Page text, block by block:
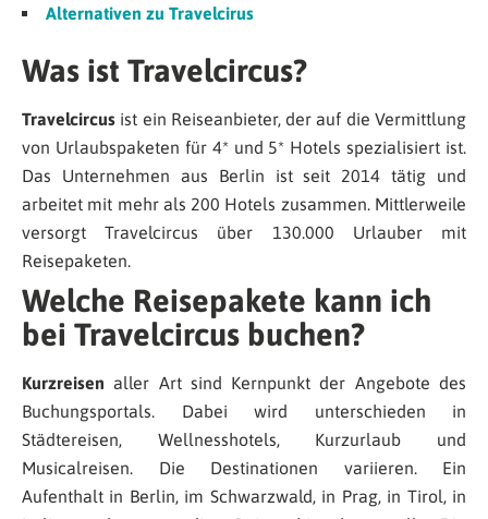
Alternativen zu Travelcirus
Was ist Travelcircus?
Travelcircus ist ein Reiseanbieter, der auf die Vermittlung
von Urlaubspaketen für 4* und 5* Hotels spezialisiert ist.
Das Unternehmen aus Berlin ist seit 2014 tätig und
arbeitet mit mehr als 200 Hotels zusammen. Mittlerweile
versorgt Travelcircus über 130.000 Urlauber mit
Reisepaketen.
Welche Reisepakete kann ich
bei Travelcircus buchen?
Kurzreisen aller Art sind Kernpunkt der Angebote des
Buchungsportals. Dabei wird unterschieden in
Städtereisen, Wellnesshotels, Kurzurlaub und
Musicalreisen. Die Destinationen variieren. Ein
Aufenthalt in Berlin, im Schwarzwald, in Prag, in Tirol, in